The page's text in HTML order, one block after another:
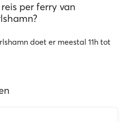
per ferry van
doet er meestal 11h tot